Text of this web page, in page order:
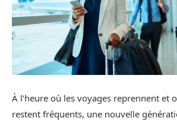
À l’heure où les voyages reprennent et
restent fréquents, une nouvelle